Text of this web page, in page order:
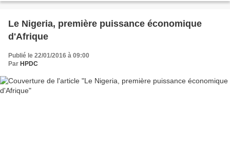
Le Nigeria, première puissance économique
d'Afrique
Publié le 22/01/2016 à 09:00
Par HPDC